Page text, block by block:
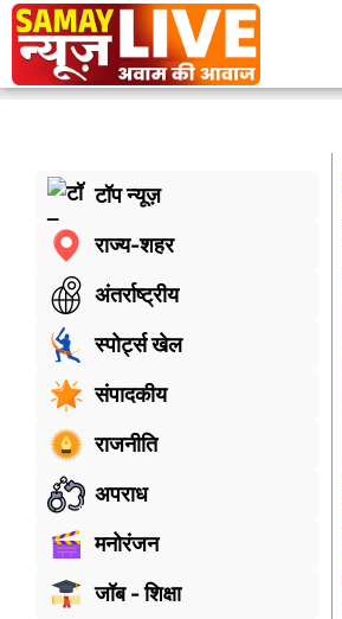
टॉप न्यूज़
राज्य-शहर
अंतर्राष्ट्रीय
स्पोर्ट्स खेल
संपादकीय
राजनीति
अपराध
मनोरंजन
जॉब - शिक्षा